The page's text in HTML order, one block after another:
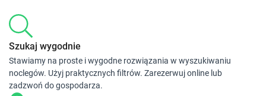
Szukaj wygodnie
Stawiamy na proste i wygodne rozwiązania w wyszukiwaniu
noclegów. Użyj praktycznych filtrów. Zarezerwuj online lub
zadzwoń do gospodarza.